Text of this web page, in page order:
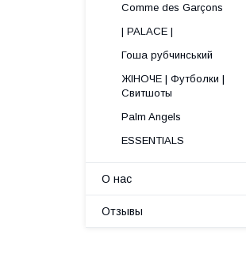
Comme des Garçons
| PALACE |
Гоша рубчинський
ЖІНОЧЕ | Футболки |
Свитшоты
Palm Angels
ESSENTIALS
О нас
Отзывы